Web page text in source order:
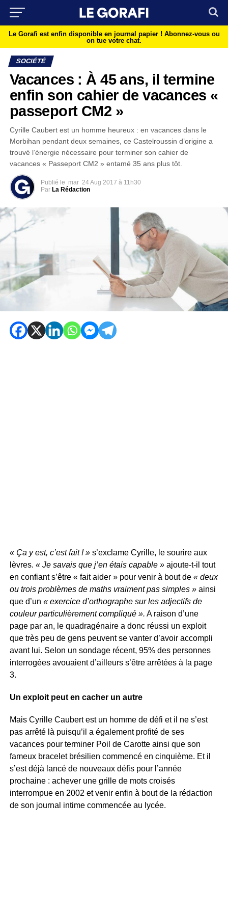
Le Gorafi est enfin disponible en journal papier ! Abonnez-vous ou
on tue votre chat.
SOCIÉTÉ
Vacances : À 45 ans, il termine
enfin son cahier de vacances «
passeport CM2 »
Cyrille Caubert est un homme heureux : en vacances dans le
Morbihan pendant deux semaines, ce Castelroussin d’origine a
trouvé l’énergie nécessaire pour terminer son cahier de
vacances « Passeport CM2 » entamé 35 ans plus tôt.
Publié le mar 24 Aug 2017 à 11h30
Par La Rédaction
« Ça y est, c’est fait ! »s’exclame Cyrille, le sourire aux
lèvres. « Je savais que j’en étais capable »ajoute-t-il tout
en confiant s’être « fait aider » pour venir à bout de « deux
ou trois problèmes de maths vraiment pas simples »ainsi
que d’un « exercice d’orthographe sur les adjectifs de
couleur particulièrement compliqué ». A raison d’une
page par an, le quadragénaire a donc réussi un exploit
que très peu de gens peuvent se vanter d’avoir accompli
avant lui. Selon un sondage récent, 95% des personnes
interrogées avouaient d’ailleurs s’être arrêtées à la page
3.
Un exploit peut en cacher un autre
Mais Cyrille Caubert est un homme de défi et il ne s’est
pas arrêté là puisqu’il a également profité de ses
vacances pour terminer Poil de Carotte ainsi que son
fameux bracelet brésilien commencé en cinquième. Et il
s’est déjà lancé de nouveaux défis pour l’année
prochaine : achever une grille de mots croisés
interrompue en 2002 et venir enfin à bout de la rédaction
de son journal intime commencée au lycée.